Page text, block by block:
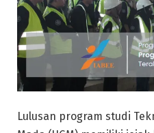
Lulusan program studi